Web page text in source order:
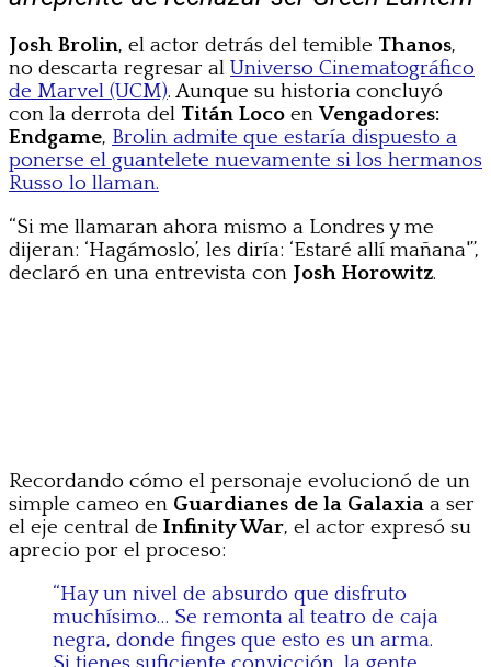
Josh Brolin, el actor detrás del temible Thanos,
no descarta regresar al Universo Cinematográfico
de Marvel (UCM). Aunque su historia concluyó
con la derrota del Titán Loco enVengadores:
Endgame, Brolin admite que estaría dispuesto a
ponerse el guantelete nuevamente si los hermanos
Russo lo llaman.
“Si me llamaran ahora mismo a Londres y me
dijeran: ‘Hagámoslo’, les diría: ‘Estaré allí mañana'”,
declaró en una entrevista con Josh Horowitz.
Recordando cómo el personaje evolucionó de un
simple cameo en Guardianes de la Galaxia a ser
el eje central de Infinity War, el actor expresó su
aprecio por el proceso:
“Hay un nivel de absurdo que disfruto
muchísimo… Se remonta al teatro de caja
negra, donde finges que esto es un arma.